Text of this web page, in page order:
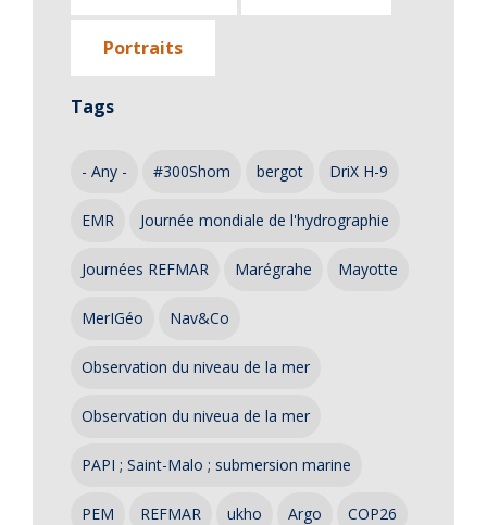
Portraits
Tags
- Any - #300Shom bergot DriX H-9
EMR Journée mondiale de l'hydrographie
Journées REFMAR Marégrahe Mayotte
MerIGéo Nav&Co
Observation du niveau de la mer
Observation du niveua de la mer
PAPI ; Saint-Malo ; submersion marine
PEM REFMAR ukho Argo COP26